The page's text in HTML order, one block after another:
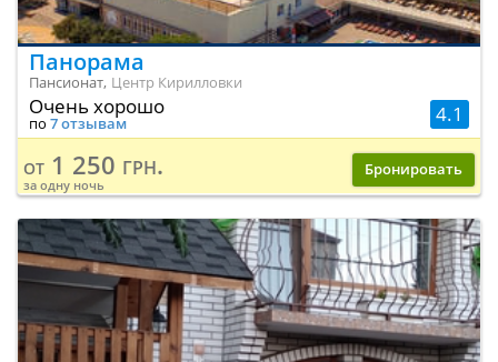
Панорама
Пансионат, Центр Кирилловки
4.1
Очень хорошо
по 7 отзывам
от 1 250 грн.
за одну ночь
Бронировать